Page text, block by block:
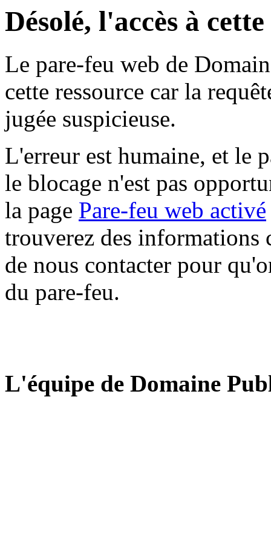
Désolé, l'accès à
Le pare-feu web de
cette ressource car la
jugée suspicieuse.
L'erreur est humaine, et le
le blocage n'est pas
la page Pare-feu web activé
trouverez des informations
de nous contacter pour
du pare-feu.
L'équipe de Domaine